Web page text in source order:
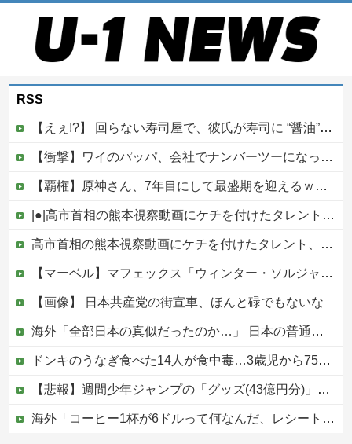
RSS
【えぇ!?】 回らない寿司屋で、彼氏が寿司に “醤油” つけてた→私「は？30にもなって、醤油つけるとか恥ずかしい！ドン引き！低レベル!! 回転寿司しか行ったことない人はこれだから…」
【衝撃】ワイのパッパ、会社でナンバーツーになった結果ｗｗｗｗｗｗｗｗｗｗ
【覇権】原神さん、7年目にして最盛期を迎えるｗｗｗｗｗｗｗｗｗｗ
|●|高市首相の熊本視察動画にケチを付けたタレント、「正体バレバレよな」と黒電話の呼び方であっさりと……
高市首相の熊本視察動画にケチを付けたタレント、「正体バレバレよな」と黒電話の呼び方であっさりと……他
【マーベル】マフェックス「ウィンター・ソルジャー」可動フィギュア【再販予約開始】
【画像】 日本共産党の街宣車、ほんと碌でもないな
海外「全部日本の真似だったのか…」 日本の普通のテレビ番組が最新SNSの数十年先を行っていたと話題に
ドンキのうなぎ食べた14人が食中毒…3歳児から75歳まで被害
【悲報】週間少年ジャンプの「グッズ(43億円分)」を注文し全てキャンセルした女逮捕ｗｗｗｗｗｗｗｗ
海外「コーヒー1杯が6ドルって何なんだ、レシートを二度見した」値上げで買うのをやめたもの…